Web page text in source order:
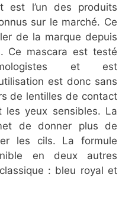
l’un des produits
sur le marché. Ce
de la marque depuis
Ce mascara est testé
et est
est donc sans
de lentilles de contact
les yeux sensibles. La
de donner plus de
les cils. La formule
en deux autres
: bleu royal et